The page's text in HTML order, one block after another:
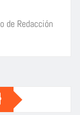
de Redacción